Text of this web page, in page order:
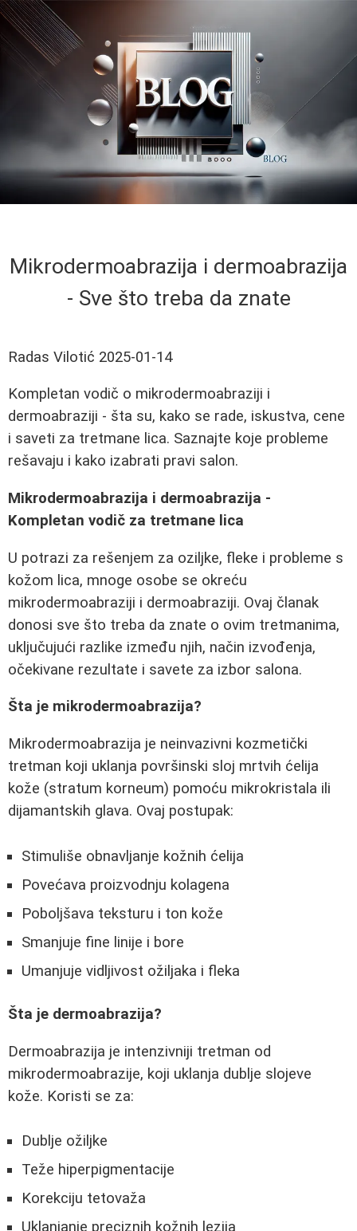
Mikrodermoabrazija i dermoabrazija
- Sve što treba da znate
Radas Vilotić 2025-01-14
Kompletan vodič o mikrodermoabraziji i
dermoabraziji - šta su, kako se rade, iskustva, cene
i saveti za tretmane lica. Saznajte koje probleme
rešavaju i kako izabrati pravi salon.
Mikrodermoabrazija i dermoabrazija -
Kompletan vodič za tretmane lica
U potrazi za rešenjem za oziljke, fleke i probleme s
kožom lica, mnoge osobe se okreću
mikrodermoabraziji i dermoabraziji. Ovaj članak
donosi sve što treba da znate o ovim tretmanima,
uključujući razlike između njih, način izvođenja,
očekivane rezultate i savete za izbor salona.
Šta je mikrodermoabrazija?
Mikrodermoabrazija je neinvazivni kozmetički
tretman koji uklanja površinski sloj mrtvih ćelija
kože (stratum korneum) pomoću mikrokristala ili
dijamantskih glava. Ovaj postupak:
Stimuliše obnavljanje kožnih ćelija
Povećava proizvodnju kolagena
Poboljšava teksturu i ton kože
Smanjuje fine linije i bore
Umanjuje vidljivost ožiljaka i fleka
Šta je dermoabrazija?
Dermoabrazija je intenzivniji tretman od
mikrodermoabrazije, koji uklanja dublje slojeve
kože. Koristi se za:
Dublje ožiljke
Teže hiperpigmentacije
Korekciju tetovaža
Uklanjanje preciznih kožnih lezija